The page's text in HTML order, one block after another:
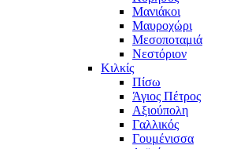
Μανιάκοι
Μαυροχώρι
Μεσοποταμιά
Νεστόριον
Κιλκίς
Πίσω
Άγιος Πέτρος
Αξιούπολη
Γαλλικός
Γουμένισσα